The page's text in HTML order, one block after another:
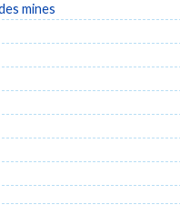
mines